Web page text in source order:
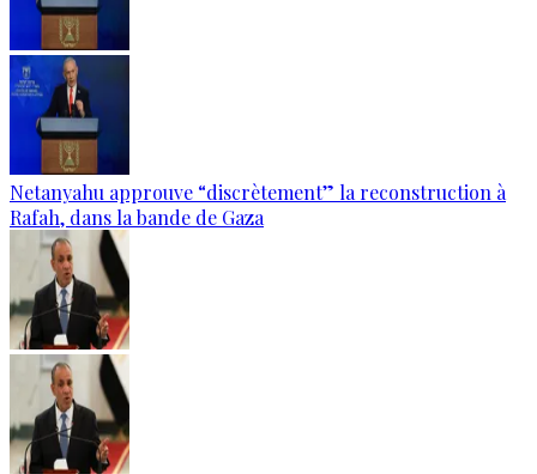
Netanyahu approuve “discrètement” la reconstruction à
Rafah, dans la bande de Gaza